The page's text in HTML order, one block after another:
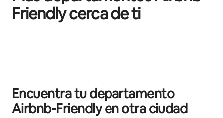
Friendly cerca de ti
Encuentra tu departamento
Airbnb-Friendly en otra ciudad